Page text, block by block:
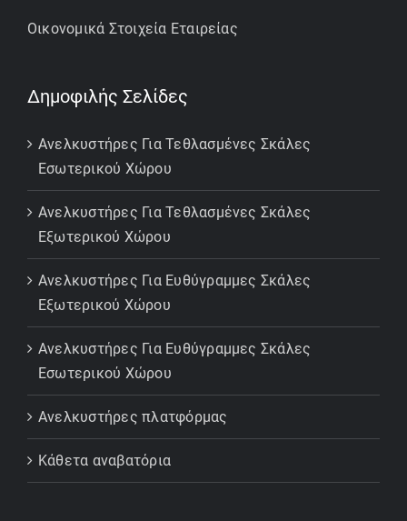
Οικονομικά Στοιχεία Εταιρείας
Δημοφιλής Σελίδες
Ανελκυστήρες Για Τεθλασμένες Σκάλες
Εσωτερικού Χώρου
Ανελκυστήρες Για Τεθλασμένες Σκάλες
Εξωτερικού Χώρου
Ανελκυστήρες Για Ευθύγραμμες Σκάλες
Εξωτερικού Χώρου
Ανελκυστήρες Για Ευθύγραμμες Σκάλες
Εσωτερικού Χώρου
Ανελκυστήρες πλατφόρμας
Κάθετα αναβατόρια